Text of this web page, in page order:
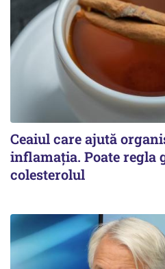
Ceaiul care ajută
inflamația. Poate regla
colesterolul